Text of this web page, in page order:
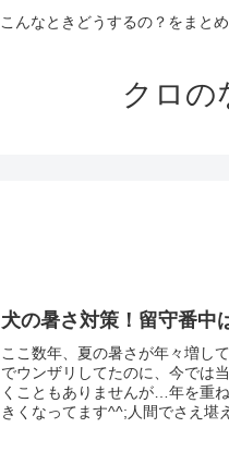
こんなときどうするの？をまと
クロの
犬の暑さ対策！留守番中
ここ数年、夏の暑さが年々増し
でウンザリしてたのに、今では
くこともありませんが…年を重
きくなってます^^;人間でさえ堪